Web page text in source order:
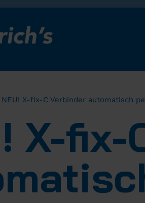
NEU! X-fix-C Verbinder automatisch
X-